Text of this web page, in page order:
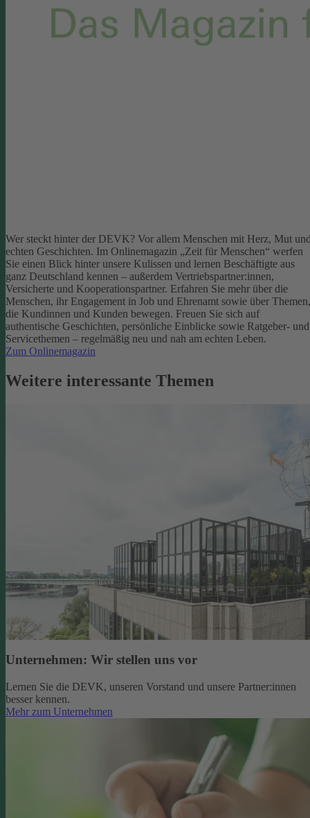
Wer steckt hinter der DEVK? Vor allem Menschen mit Herz, Mut
echten Geschichten. Im Onlinemagazin „Zeit für Menschen“ werfen
Sie einen Blick hinter unsere Kulissen und lernen Beschäftigte aus
ganz Deutschland kennen – außerdem Vertriebspartner:innen,
Versicherte und Kooperationspartner. Erfahren Sie mehr über die
Menschen, ihr Engagement in Job und Ehrenamt sowie über Themen,
die Kundinnen und Kunden bewegen. Freuen Sie sich auf
authentische Geschichten, persönliche Einblicke sowie Ratgeber- und
Servicethemen – regelmäßig neu und nah am echten Leben.
Zum Onlinemagazin
Weitere interessante Themen
Unternehmen: Wir stellen uns vor
Lernen Sie die DEVK, unseren Vorstand und unsere Partner:innen
besser kennen.
Mehr zum Unternehmen